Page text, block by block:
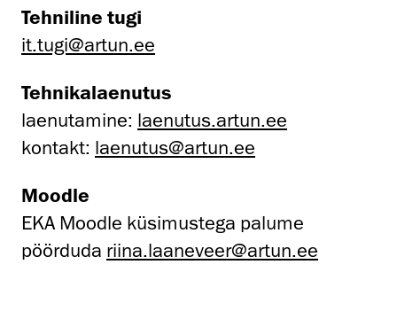
Tehniline tugi
it.tugi@artun.ee
Tehnikalaenutus
laenutamine: laenutus.artun.ee
kontakt: laenutus@artun.ee
Moodle
EKA Moodle küsimustega palume
pöörduda riina.laaneveer@artun.ee